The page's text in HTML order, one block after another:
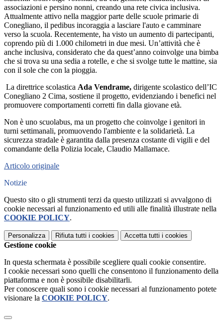
associazioni e persino nonni, creando una rete civica inclusiva.
Attualmente attivo nella maggior parte delle scuole primarie di
Conegliano, il pedibus incoraggia a lasciare l'auto e camminare
verso la scuola. Recentemente, ha visto un aumento di partecipanti,
coprendo più di 1.000 chilometri in due mesi. Un’attività che è
anche inclusiva, considerato che da quest’anno coinvolge una bimba
che si trova su una sedia a rotelle, e che si svolge tutte le mattine, sia
con il sole che con la pioggia.
La direttrice scolastica Ada Vendrame, dirigente scolastico dell’IC
Conegliano 2 Cima, sostiene il progetto, evidenziando i benefici nel
promuovere comportamenti corretti fin dalla giovane età.
Non è uno scuolabus, ma un progetto che coinvolge i genitori in
turni settimanali, promuovendo l'ambiente e la solidarietà. La
sicurezza stradale è garantita dalla presenza costante di vigili e del
comandante della Polizia locale, Claudio Mallamace.
Articolo originale
Notizie
Questo sito o gli strumenti terzi da questo utilizzati si avvalgono di
cookie necessari al funzionamento ed utili alle finalità illustrate nella
COOKIE POLICY.
Personalizza Rifiuta tutti i cookies Accetta tutti i cookies
Gestione cookie
In questa schermata è possibile scegliere quali cookie consentire.
I cookie necessari sono quelli che consentono il funzionamento della
piattaforma e non è possibile disabilitarli.
Per conoscere quali sono i cookie necessari al funzionamento potete
visionare la COOKIE POLICY.